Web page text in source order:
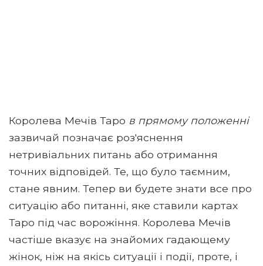
Королева Мечів Таро в прямому положенні
зазвичай позначає роз'яснення
нетривіальних питань або отримання
точних відповідей. Те, що було таємним,
стане явним. Тепер ви будете знати все про
ситуацію або питанні, яке ставили картах
Таро під час ворожіння. Королева Мечів
частіше вказує на знайомих гадающему
жінок, ніж на якісь ситуації і події, проте, і